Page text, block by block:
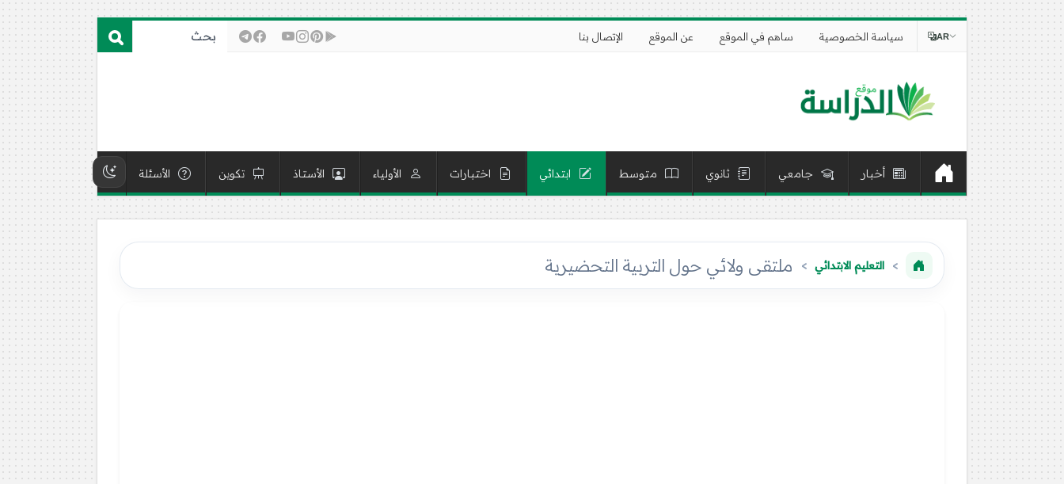
سياسة الخصوصية ساهم في الموقع عن الموقع الإتصال بنا AR
أخبار جامعي ثانوي متوسط ابتدائي اختبارات الأولياء الأستاذ تكوين الأسئلة
التعليم الابتدائي ملتقى ولائي حول التربية التحضيرية